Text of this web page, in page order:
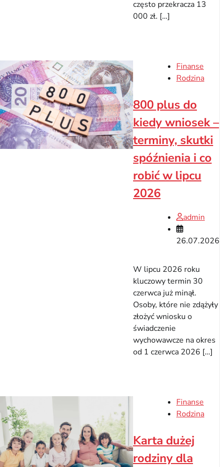
często przekracza 13
000 zł. […]
Finanse
Rodzina
800 plus do
kiedy wniosek –
terminy, skutki
spóźnienia i co
robić w lipcu
2026
admin
26.07.2026
W lipcu 2026 roku
kluczowy termin 30
czerwca już minął.
Osoby, które nie zdążyły
złożyć wniosku o
świadczenie
wychowawcze na okres
od 1 czerwca 2026 […]
Finanse
Rodzina
Karta dużej
rodziny dla